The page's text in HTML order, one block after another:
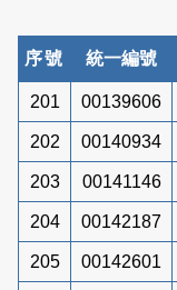
序號 統一編號
201 00139606
202 00140934
203 00141146
204 00142187
205 00142601